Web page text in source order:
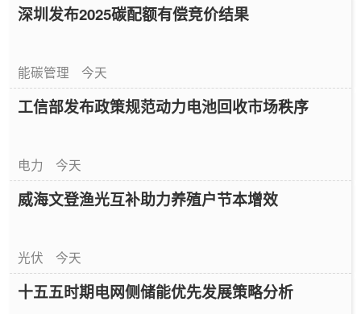
深圳发布2025碳配额有偿竞价结果
能碳管理 今天
工信部发布政策规范动力电池回收市场秩序
电力 今天
威海文登渔光互补助力养殖户节本增效
光伏 今天
十五五时期电网侧储能优先发展策略分析